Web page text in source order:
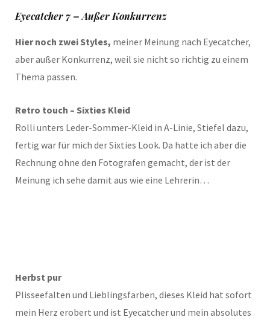
Eyecatcher 7 – Außer Konkurrenz
Hier noch zwei Styles, meiner Meinung nach Eyecatcher,
aber außer Konkurrenz, weil sie nicht so richtig zu einem
Thema passen.
Retro touch – Sixties Kleid
Rolli unters Leder-Sommer-Kleid in A-Linie, Stiefel dazu,
fertig war für mich der Sixties Look. Da hatte ich aber die
Rechnung ohne den Fotografen gemacht, der ist der
Meinung ich sehe damit aus wie eine Lehrerin…
Herbst pur
Plisseefalten und Lieblingsfarben, dieses Kleid hat sofort
mein Herz erobert und ist Eyecatcher und mein absolutes